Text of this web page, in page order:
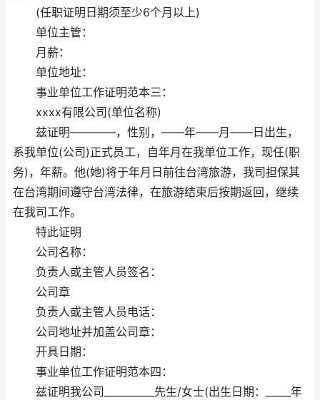
(任职证明日期须至少6个月以上)
单位主管：
月薪：
单位地址：
事业单位工作证明范本三：
xxxx有限公司(单位名称)
兹证明————，性别，——年——月——日出生，
系我单位(公司)正式员工，自年月在我单位工作，现任(职
务)，年薪。他(她)将于年月日前往台湾旅游，我司担保其
在台湾期间遵守台湾法律，在旅游结束后按期返回，继续
在我司工作。
特此证明
公司名称：
负责人或主管人员签名：
公司章
负责人或主管人员电话：
公司地址并加盖公司章：
开具日期：
事业单位工作证明范本四：
兹证明我公司__________先生/女士(出生日期：_____年